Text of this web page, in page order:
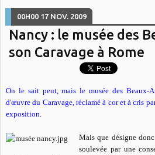
00H00 17 NOV. 2009
Nancy : le musée des
son Caravage à Rome
On le sait peut, mais le musée des Beaux-
d'œuvre du Caravage, réclamé à cor et à cris
exposition.
Mais que désigne
soulevée par une